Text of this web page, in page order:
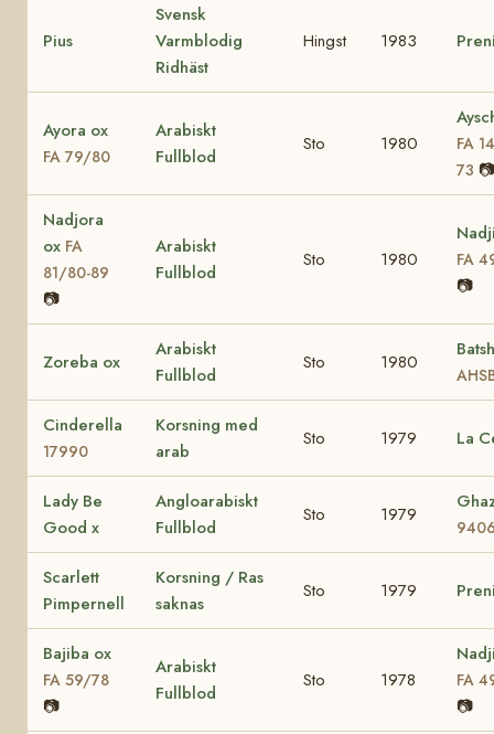
Pius
Svensk
Varmblodig
Ridhäst
Hingst 1983
Ayora ox
FA 79/80
Arabiskt
Fullblod
Sto 1980
FA
73 📷
Nadjora
ox FA
81/80-89
📷
Arabiskt
Fullblod
Sto 1980 FA
📷
Zoreba ox
Arabiskt
Fullblod
Sto 1980
Cinderella
17990
Korsning med
arab
Sto 1979 La
Lady Be
Good x
Angloarabiskt
Fullblod
Sto 1979
Scarlett
Pimpernell
Korsning / Ras
saknas
Sto 1979
Bajiba ox
FA 59/78
📷
Arabiskt
Fullblod
Sto 1978 FA
📷